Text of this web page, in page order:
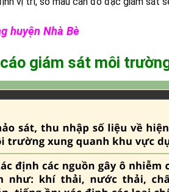
huyện Nhà Bè
giám sát môi